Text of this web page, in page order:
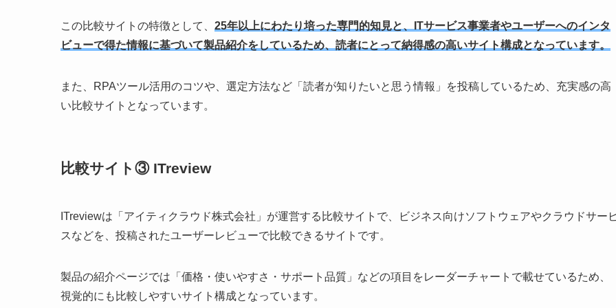
この比較サイトの特徴として、 25年以上にわたり培った専門的知見と、ITサービス事業者やユーザーへのインタ
ビューで得た情報に基づいて製品紹介をしているため、読者にとって納得感の高いサイト構成となっています。
また、RPAツール活用のコツや、選定方法など「読者が知りたいと思う情報」を投稿しているため、充実感の高
い比較サイトとなっています。
比較サイト③ ITreview
ITreviewは「アイティクラウド株式会社」が運営する比較サイトで、ビジネス向けソフトウェアやクラウドサー
スなどを、投稿されたユーザーレビューで比較できるサイトです。
製品の紹介ページでは「価格・使いやすさ・サポート品質」などの項目をレーダーチャートで載せているため、
視覚的にも比較しやすいサイト構成となっています。